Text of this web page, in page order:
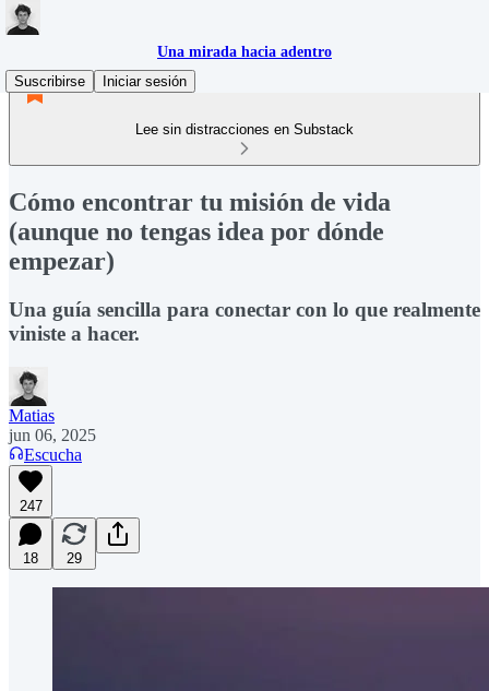
Una mirada hacia adentro
Suscribirse
Iniciar sesión
Lee sin distracciones en Substack
Cómo encontrar tu misión de vida
(aunque no tengas idea por dónde
empezar)
Una guía sencilla para conectar con lo que realmente
viniste a hacer.
Matias
jun 06, 2025
Escucha
247
18 29